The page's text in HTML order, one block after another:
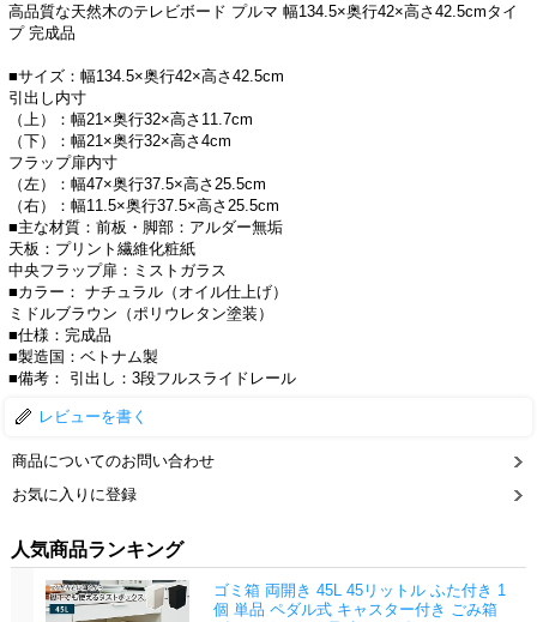
高品質な天然木のテレビボード プルマ 幅134.5×奥行42×高さ42.5cmタイ
プ 完成品
■サイズ：幅134.5×奥行42×高さ42.5cm
引出し内寸
（上）：幅21×奥行32×高さ11.7cm
（下）：幅21×奥行32×高さ4cm
フラップ扉内寸
（左）：幅47×奥行37.5×高さ25.5cm
（右）：幅11.5×奥行37.5×高さ25.5cm
■主な材質：前板・脚部：アルダー無垢
天板：プリント繊維化粧紙
中央フラップ扉：ミストガラス
■カラー： ナチュラル（オイル仕上げ）
ミドルブラウン（ポリウレタン塗装）
■仕様：完成品
■製造国：ベトナム製
■備考： 引出し：3段フルスライドレール
レビューを書く
商品についてのお問い合わせ
お気に入りに登録
人気商品ランキング
ゴミ箱 両開き 45L 45リットル ふた付き 1
個 単品 ペダル式 キャスター付き ごみ箱